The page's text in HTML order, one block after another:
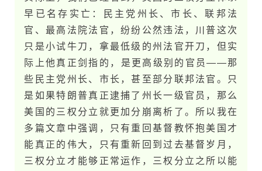
早已名存实亡：民主党州长、市长、联邦法
官、最高法院法官，纷纷公然违法，川普这次
只是小试牛刀，拿最低级的州法官开刀，但实
际上他真正剑指的，是更高级别的官员——那
些民主党州长、市长，甚至部分联邦法官。只
是如果特朗普真正逮捕了州长一级官员，那么
美国的三权分立就更加分崩离析了。所以我在
多篇文章中强调，只有重回基督教怀抱美国才
能真正的伟大，只有重新回到过去基督岁月，
三权分立才能够正常运作，三权分立之所以能